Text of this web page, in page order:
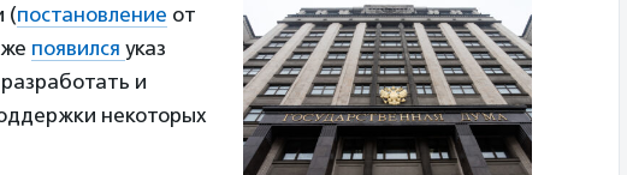
(постановление от
появился указ
и
некоторых